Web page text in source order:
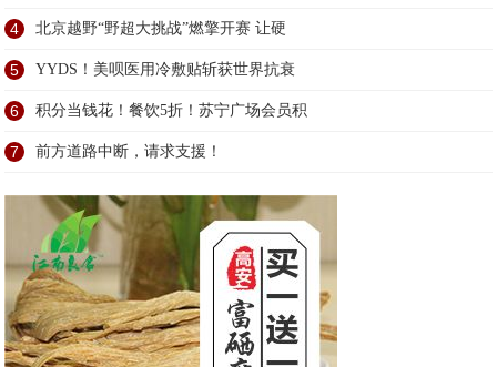
4 北京越野“野超大挑战”燃擎开赛 让硬
5 YYDS！美呗医用冷敷贴斩获世界抗衰
6 积分当钱花！餐饮5折！苏宁广场会员积
7 前方道路中断，请求支援！